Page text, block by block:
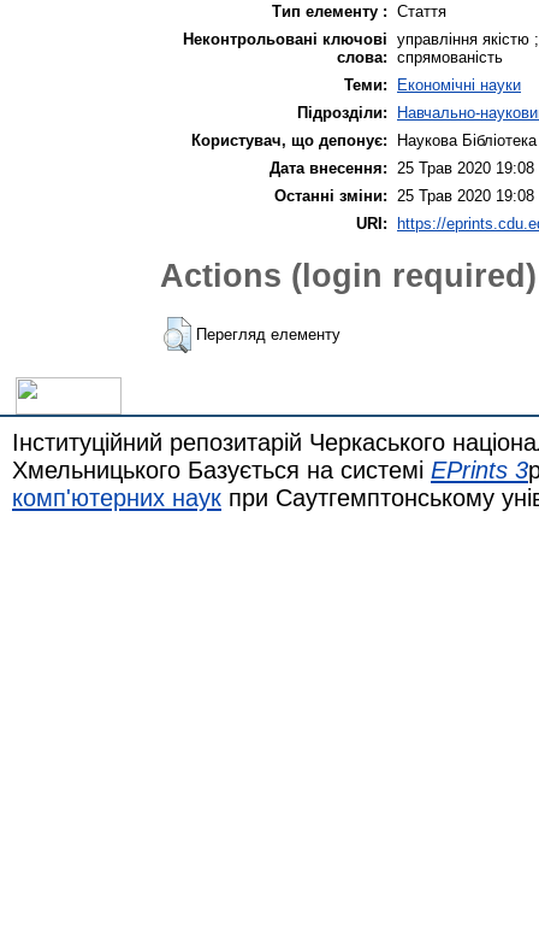
Тип елементу : Стаття
Неконтрольовані ключові
слова:
управління якістю
спрямованість
Теми:
Економічні науки
Підрозділи:
Навчально-
Користувач, що депонує:
Наукова Бібліотека
Дата внесення:
25 Трав 2020 19:08
Останні зміни:
25 Трав 2020 19:08
URI: https://
Actions (login required)
Перегляд елементу
Інституційний репозитарій Черкаського
Хмельницького Базується на системі EPrints 3
комп'ютерних наук при Саутгемптонському